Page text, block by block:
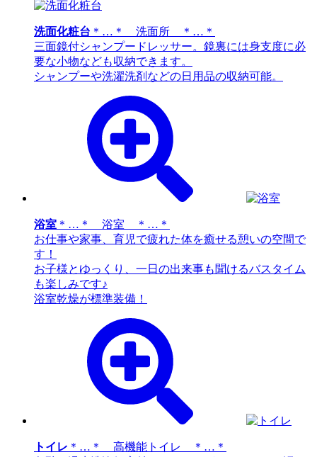
洗面化粧台 ＊…＊ 洗面所 ＊…＊
三面鏡付シャンプードレッサー。鏡裏には身支度に必
要な小物なども収納できます。
シャンプーや洗濯洗剤などの日用品の収納可能。
浴室 ＊…＊ 浴室 ＊…＊
お仕事や家事、育児で疲れた体を癒せる憩いの空間で
す！
お子様とゆっくり、一日の出来事も聞けるバスタイム
も楽しみです♪
浴室乾燥が標準装備！
トイレ ＊…＊ 高機能トイレ ＊…＊